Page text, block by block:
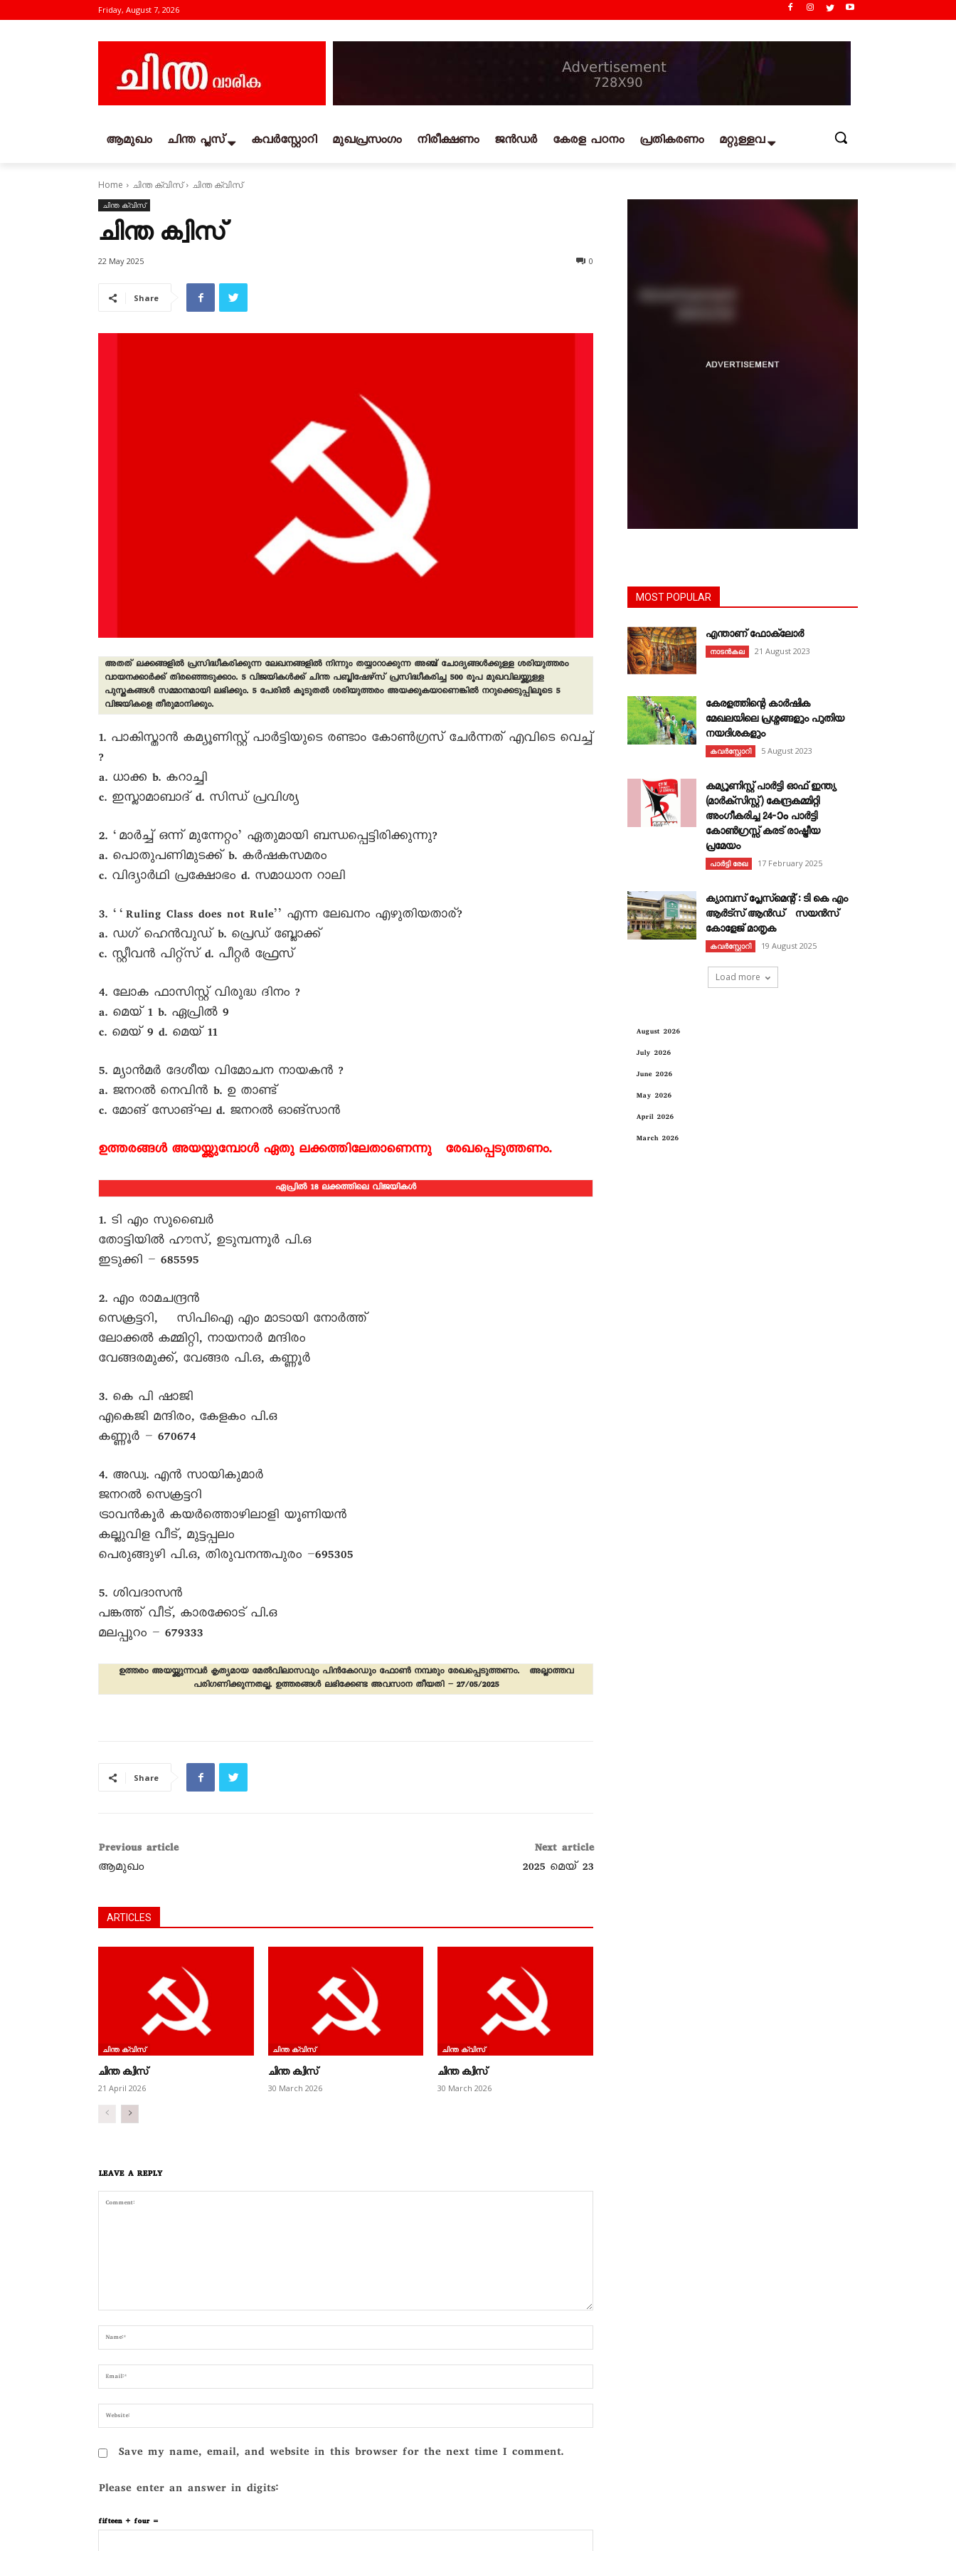
Friday, August 7, 2026
ആമുഖം ചിന്ത പ്ലസ് കവര്‍സ്റ്റോറി മുഖപ്രസംഗം നിരീക്ഷണം ജൻഡർ കേരള പഠനം പ്രതികരണം മറ്റുള്ളവ
Home ചിന്ത ക്വിസ്‌ ചിന്ത ക്വിസ്
ചിന്ത ക്വിസ്‌
ചിന്ത ക്വിസ്
22 May 2025 0
Share
അതത് ലക്കങ്ങളിൽ പ്രസിദ്ധീകരിക്കുന്ന ലേഖനങ്ങളിൽ നിന്നും തയ്യാറാക്കുന്ന അഞ്ച് ചോദ്യങ്ങൾക്കുള്ള ശരിയുത്തരം
വായനക്കാർക്ക് തിരഞ്ഞെടുക്കാം. 5 വിജയികൾക്ക് ചിന്ത പബ്ലിഷേഴ്സ് പ്രസിദ്ധീകരിച്ച 500 രൂപ മുഖവിലയ്ക്കുള്ള
പുസ്തകങ്ങൾ സമ്മാനമായി ലഭിക്കും. 5 പേരിൽ കൂടുതൽ ശരിയുത്തരം അയക്കുകയാണെങ്കിൽ നറുക്കെടുപ്പിലൂടെ 5
വിജയികളെ തീരുമാനിക്കും.
1. പാകിസ്താൻ കമ്യൂണിസ്റ്റ് പാർട്ടിയുടെ രണ്ടാം കോൺഗ്രസ് ചേർന്നത് എവിടെ വെച്ച്
?
a. ധാക്ക b. കറാച്ചി
c. ഇസ്ലാമാബാദ് d. സിന്ധ് പ്രവിശ്യ
2. ‘മാർച്ച് ഒന്ന് മുന്നേറ്റം’ ഏതുമായി ബന്ധപ്പെട്ടിരിക്കുന്നു?
a. പൊതുപണിമുടക്ക് b. കർഷകസമരം
c. വിദ്യാർഥി പ്രക്ഷോഭം d. സമാധാന റാലി
3. ‘‘Ruling Class does not Rule’’ എന്ന ലേഖനം എഴുതിയതാര്?
a. ഡഗ് ഹെൻവുഡ് b. പ്രെഡ് ബ്ലോക്ക്
c. സ്റ്റീവൻ പിറ്റ്സ് d. പീറ്റർ ഫ്രേസ്
4. ലോക ഫാസിസ്റ്റ് വിരുദ്ധ ദിനം ?
a. മെയ് 1 b. ഏപ്രിൽ 9
c. മെയ് 9 d. മെയ് 11
5. മ്യാൻമർ ദേശീയ വിമോചന നായകൻ ?
a. ജനറൽ നെവിൻ b. ഉ താണ്ട്
c. മോങ് സോങ്ഘ d. ജനറൽ ഓങ്സാൻ
ഉത്തരങ്ങൾ അയയ്ക്കുമ്പോൾ ഏതു ലക്കത്തിലേതാണെന്നു രേഖപ്പെടുത്തണം.
ഏപ്രിൽ 18 ലക്കത്തിലെ വിജയികൾ
1. ടി എം സുബെെർ
തോട്ടിയിൽ ഹൗസ്, ഉടുമ്പന്നൂർ പി.ഒ
ഇടുക്കി – 685595
2. എം രാമചന്ദ്രൻ
സെക്രട്ടറി, സിപിഐ എം മാടായി നോർത്ത്
ലോക്കൽ കമ്മിറ്റി, നായനാർ മന്ദിരം
വേങ്ങരമുക്ക്, വേങ്ങര പി.ഒ, കണ്ണൂർ
3. കെ പി ഷാജി
എകെജി മന്ദിരം, കേളകം പി.ഒ
കണ്ണൂർ – 670674
4. അഡ്വ. എൻ സായികുമാർ
ജനറൽ സെക്രട്ടറി
ട്രാവൻകൂർ കയർത്തൊഴിലാളി യൂണിയൻ
കല്ലുവിള വീട്, മുട്ടപ്പലം
പെരുങ്ങുഴി പി.ഒ, തിരുവനന്തപുരം –695305
5. ശിവദാസൻ
പങ്കത്ത് വീട്, കാരക്കോട് പി.ഒ
മലപ്പുറം – 679333
ഉത്തരം അയയ്ക്കുന്നവർ കൃത്യമായ മേൽവിലാസവും പിൻകോഡും ഫോൺ നമ്പരും രേഖപ്പെടുത്തണം. അല്ലാത്തവ
പരിഗണിക്കുന്നതല്ല. ഉത്തരങ്ങൾ ലഭിക്കേണ്ട അവസാന തീയതി – 27/05/2025
Share
Previous article
ആമുഖം
Next article
2025 മെയ്‌ 23
ARTICLES
ചിന്ത ക്വിസ്‌
ചിന്ത ക്വിസ്‌
21 April 2026
ചിന്ത ക്വിസ്‌
ചിന്ത ക്വിസ്
30 March 2026
ചിന്ത ക്വിസ്‌
ചിന്ത ക്വിസ്
30 March 2026
LEAVE A REPLY
Save my name, email, and website in this browser for the next time I comment.
Please enter an answer in digits:
fifteen + four =
MOST POPULAR
എന്താണ്‌ ഫോക്‌ലോർ
നാടൻകല 21 August 2023
കേരളത്തിന്റെ കാർഷിക
മേഖലയിലെ പ്രശ്നങ്ങളും പുതിയ
നയദിശകളും
കവര്‍സ്റ്റോറി 5 August 2023
കമ്യൂണിസ്റ്റ് പാർട്ടി ഓഫ് ഇന്ത്യ
(മാർക്സിസ്റ്റ്) കേന്ദ്രകമ്മിറ്റി
അംഗീകരിച്ച 24‐ാം പാർട്ടി
കോൺഗ്രസ്സ് കരട് രാഷ്ട്രീയ
പ്രമേയം
പാർട്ടി രേഖ 17 February 2025
ക്യാമ്പസ് പ്ലേസ്മെന്റ് : ടി കെ എം
ആർട്സ് ആൻഡ് സയൻസ്
കോളേജ് മാതൃക
കവര്‍സ്റ്റോറി 19 August 2025
Load more
August 2026
July 2026
June 2026
May 2026
April 2026
March 2026